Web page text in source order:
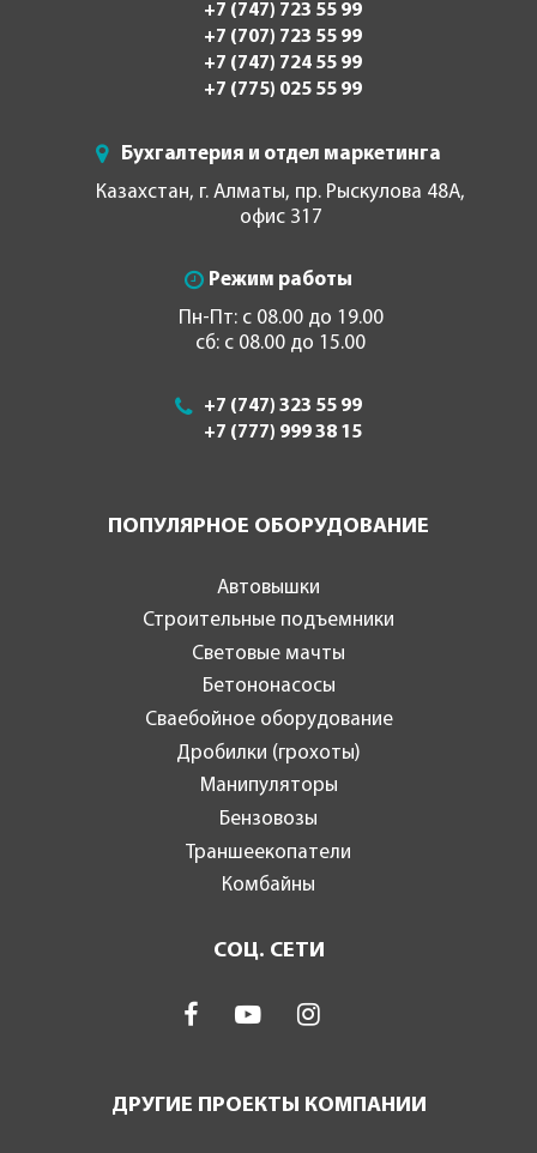
+7 (747) 723 55 99
+7 (707) 723 55 99
+7 (747) 724 55 99
+7 (775) 025 55 99
Бухгалтерия и отдел маркетинга
Казахстан, г. Алматы, пр. Рыскулова 48А,
офис 317
Режим работы
Пн-Пт: с 08.00 до 19.00
сб: с 08.00 до 15.00
+7 (747) 323 55 99
+7 (777) 999 38 15
ПОПУЛЯРНОЕ ОБОРУДОВАНИЕ
Автовышки
Строительные подъемники
Световые мачты
Бетононасосы
Сваебойное оборудование
Дробилки (грохоты)
Манипуляторы
Бензовозы
Траншеекопатели
Комбайны
СОЦ. СЕТИ
ДРУГИЕ ПРОЕКТЫ КОМПАНИИ